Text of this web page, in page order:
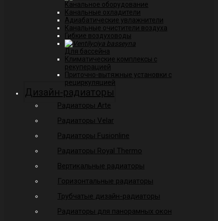
Канальное оборудование
Канальные охладители
Адиабатические увлажнители
Канальные очистители воздуха
Гибкие воздуховоды
Для бассейна
Климатические комплексы с
рекуперацией
Приточно-вытяжные установки с
рециркуляцией
Дизайн-радиаторы
Радиаторы Arte
Радиаторы Velar
Радиаторы Fusionline
Радиаторы Royal Thermo
Вертикальные радиаторы
Горизонтальные радиаторы
Трубчатые дизайн-радиаторы
Радиаторы для панорамных окон